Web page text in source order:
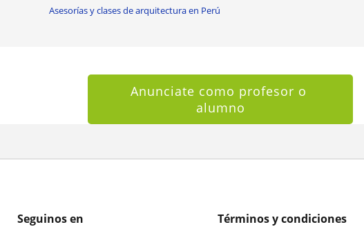
Asesorías y clases de arquitectura en Perú
Anunciate como profesor o
alumno
Seguinos en
Términos y condiciones